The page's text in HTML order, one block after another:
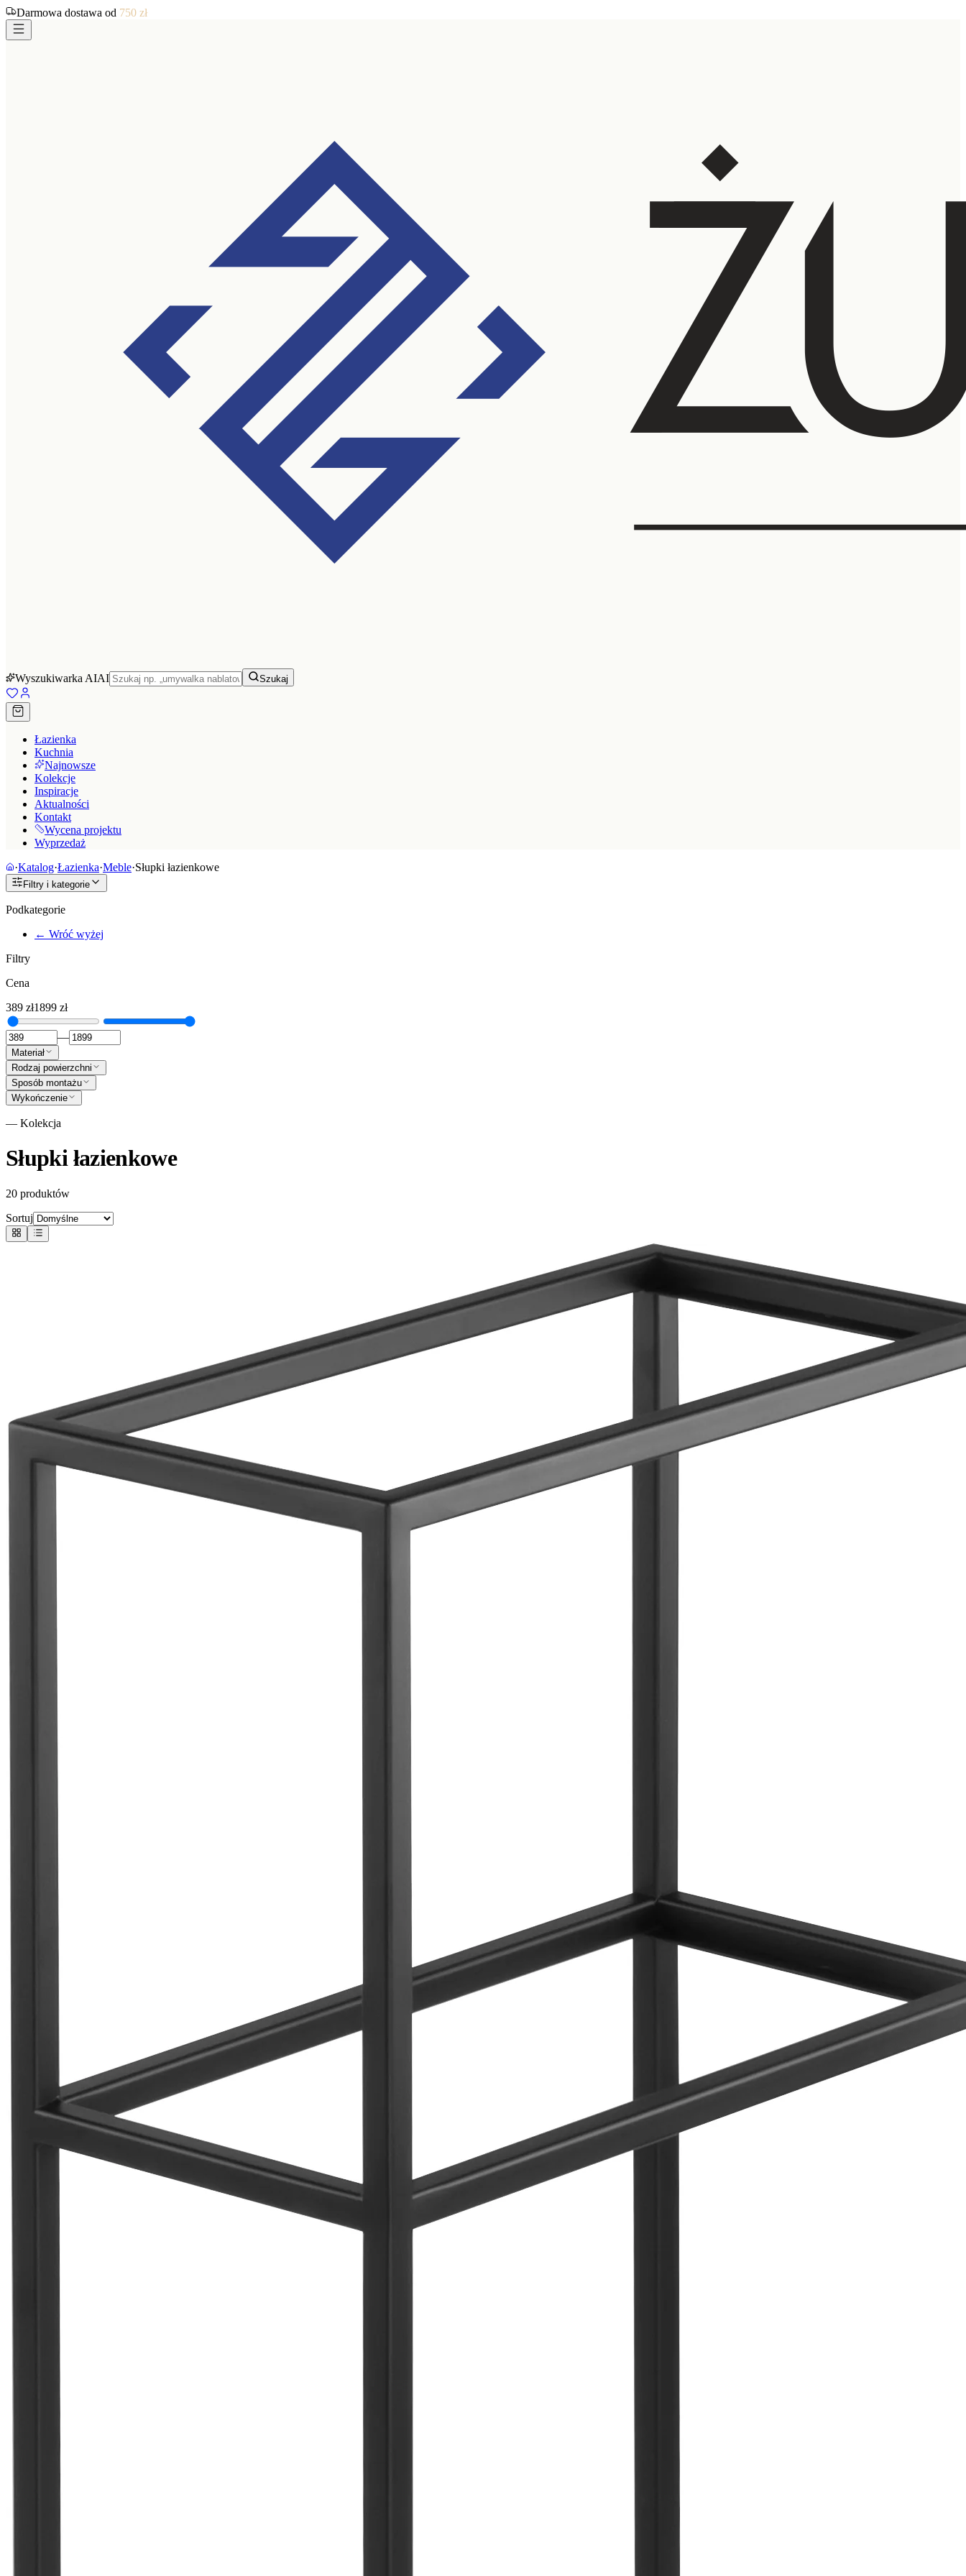
Darmowa dostawa od 750 zł
Wyszukiwarka AIAI Szukaj
Łazienka
Kuchnia
Najnowsze
Kolekcje
Inspiracje
Aktualności
Kontakt
Wycena projektu
Wyprzedaż
·Katalog·Łazienka·Meble·Słupki łazienkowe
Filtry i kategorie
Podkategorie
← Wróć wyżej
Filtry
Cena
389 zł1899 zł
—
Materiał
Rodzaj powierzchni
Sposób montażu
Wykończenie
— Kolekcja
Słupki łazienkowe
20 produktów
Sortuj